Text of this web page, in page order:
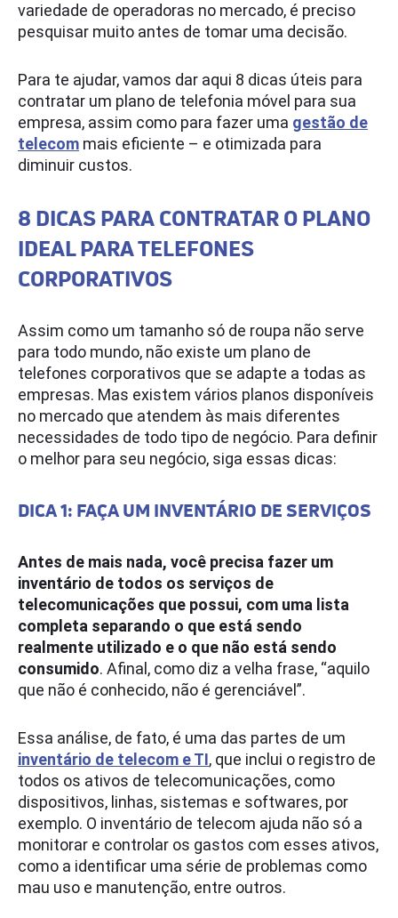
variedade de operadoras no mercado, é preciso
pesquisar muito antes de tomar uma decisão.
Para te ajudar, vamos dar aqui 8 dicas úteis para
contratar um plano de telefonia móvel para sua
empresa, assim como para fazer uma gestão de
telecom mais eficiente – e otimizada para
diminuir custos.
8 DICAS PARA CONTRATAR O PLANO
IDEAL PARA TELEFONES
CORPORATIVOS
Assim como um tamanho só de roupa não serve
para todo mundo, não existe um plano de
telefones corporativos que se adapte a todas as
empresas. Mas existem vários planos disponíveis
no mercado que atendem às mais diferentes
necessidades de todo tipo de negócio. Para definir
o melhor para seu negócio, siga essas dicas:
DICA 1: FAÇA UM INVENTÁRIO DE SERVIÇOS
Antes de mais nada, você precisa fazer um
inventário de todos os serviços de
telecomunicações que possui, com uma lista
completa separando o que está sendo
realmente utilizado e o que não está sendo
consumido. Afinal, como diz a velha frase, “aquilo
que não é conhecido, não é gerenciável”.
Essa análise, de fato, é uma das partes de um
inventário de telecom e TI, que inclui o registro de
todos os ativos de telecomunicações, como
dispositivos, linhas, sistemas e softwares, por
exemplo. O inventário de telecom ajuda não só a
monitorar e controlar os gastos com esses ativos,
como a identificar uma série de problemas como
mau uso e manutenção, entre outros.